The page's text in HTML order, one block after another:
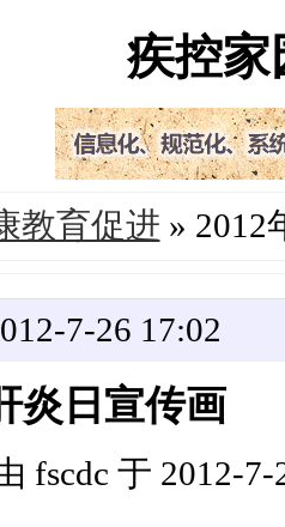
疾控家
教育促进 » 2012
7-26 17:02
炎日宣传画
fscdc 于 2012-